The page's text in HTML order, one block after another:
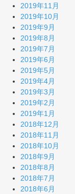
2019年11月
2019年10月
2019年9月
2019年8月
2019年7月
2019年6月
2019年5月
2019年4月
2019年3月
2019年2月
2019年1月
2018年12月
2018年11月
2018年10月
2018年9月
2018年8月
2018年7月
2018年6月